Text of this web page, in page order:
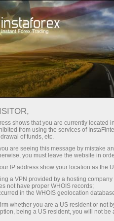
Розділ для тих, хто
представлений
інструментів,
ІнстаФорекс, бонусів,
поповнення
відеоогляди, гарячі
shows that you are currently located
from using the services of
of funds, etc.
are seeing this message by mistake
you must leave the website in
IP address show your location as the
a VPN provided by a hosting
not have proper WHOIS records;
in the WHOIS geolocation
whether you are a US resident or not
being a US resident, you will not